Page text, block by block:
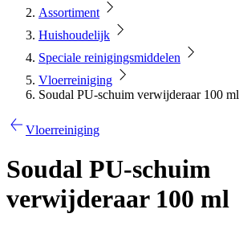
Assortiment
Huishoudelijk
Speciale reinigingsmiddelen
Vloerreiniging
Soudal PU-schuim verwijderaar 100 ml
Vloerreiniging
Soudal PU-schuim
verwijderaar 100 ml